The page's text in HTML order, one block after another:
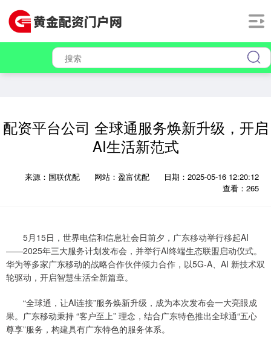
配资平台公司 全球通服务焕新升级，开启
AI生活新范式
来源：国联优配 网站：盈富优配
日期：2025-05-16 12:20:12
查看：265
5月15日，世界电信和信息社会日前夕，广东移动举行移起AI
——2025年三大服务计划发布会，并举行AI终端生态联盟启动仪式。
华为等多家广东移动的战略合作伙伴倾力合作，以5G-A、AI 新技术双
轮驱动，开启智慧生活全新篇章。
“全球通，让AI连接”服务焕新升级，成为本次发布会一大亮眼成
果。广东移动秉持 “客户至上” 理念，结合广东特色推出全球通“五心
尊享”服务，构建具有广东特色的服务体系。